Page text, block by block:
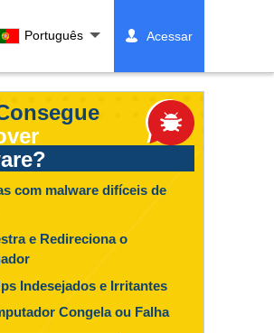
Português Acessar
com malware difíceis de
e Redireciona o
Indesejados e Irritantes
Congela ou Falha